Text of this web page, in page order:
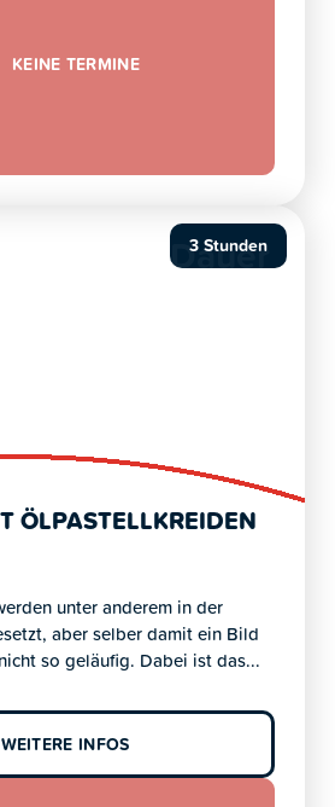
KEINE TERMINE
3 Stunden
Dauer
ÖLPASTELLKREIDEN
unter anderem in der
aber selber damit ein Bild
so geläufig. Dabei ist das...
WEITERE INFOS